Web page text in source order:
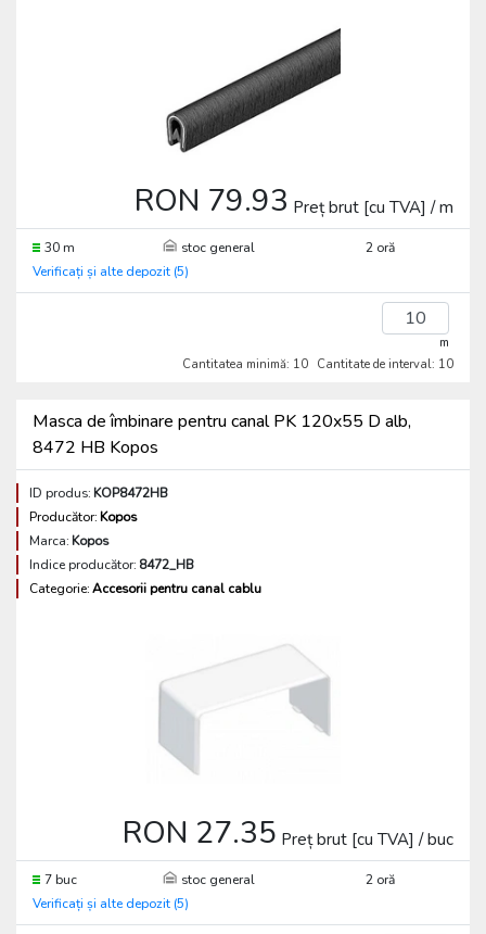
RON 79.93 Preț brut [cu TVA] / m
30 m stoc general
2 oră
Verificați și alte depozit (5)
m
Cantitatea minimă: 10 Cantitate de interval: 10
Masca de îmbinare pentru canal PK 120x55 D alb,
8472 HB Kopos
ID produs:KOP8472HB
Producător:Kopos
Marca:Kopos
Indice producător: 8472_HB
Categorie:Accesorii pentru canal cablu
RON 27.35 Preț brut [cu TVA] / buc
7 buc stoc general
2 oră
Verificați și alte depozit (5)